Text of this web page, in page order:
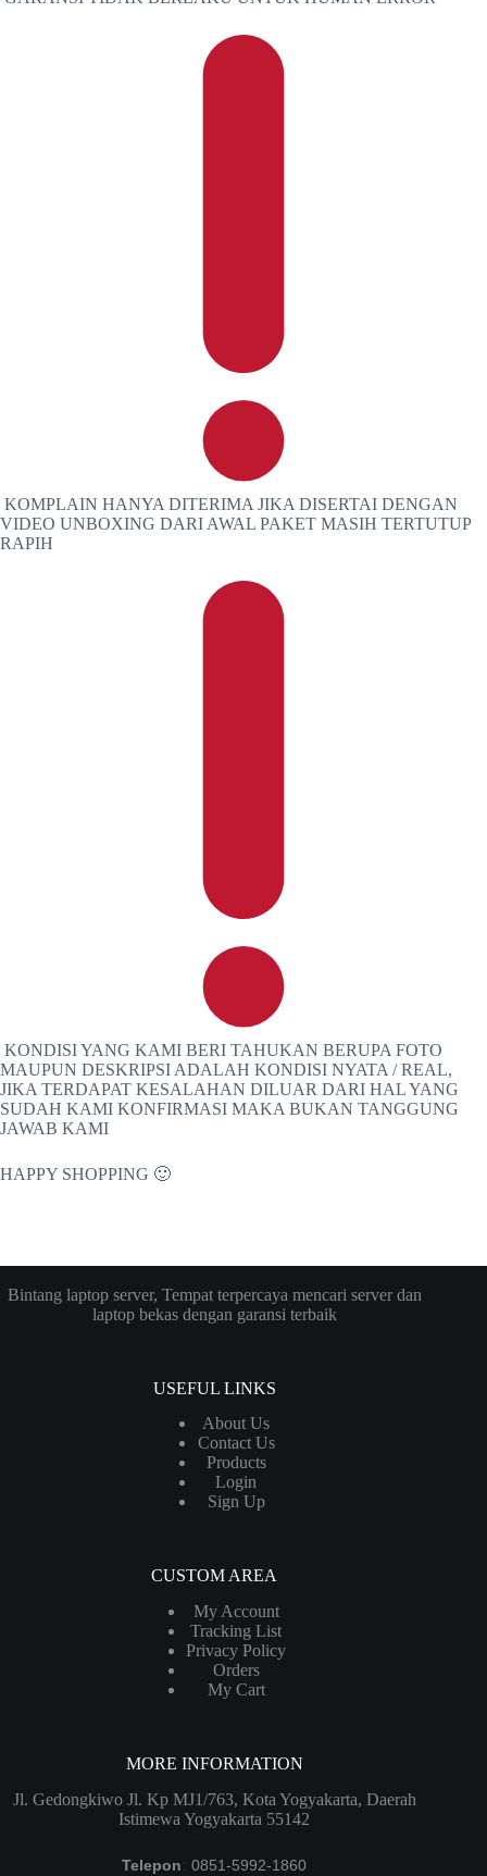
KOMPLAIN HANYA DITERIMA JIKA DISERTAI DENGAN
VIDEO UNBOXING DARI AWAL PAKET MASIH TERTUTUP
RAPIH
KONDISI YANG KAMI BERI TAHUKAN BERUPA FOTO
MAUPUN DESKRIPSI ADALAH KONDISI NYATA / REAL,
JIKA TERDAPAT KESALAHAN DILUAR DARI HAL YANG
SUDAH KAMI KONFIRMASI MAKA BUKAN TANGGUNG
JAWAB KAMI
HAPPY SHOPPING 🙂
Bintang laptop server, Tempat terpercaya mencari server dan
laptop bekas dengan garansi terbaik
USEFUL LINKS
About Us
Contact Us
Products
Login
Sign Up
CUSTOM AREA
My Account
Tracking List
Privacy Policy
Orders
My Cart
MORE INFORMATION
Jl. Gedongkiwo Jl. Kp MJ1/763, Kota Yogyakarta, Daerah
Istimewa Yogyakarta 55142
Telepon :0851-5992-1860